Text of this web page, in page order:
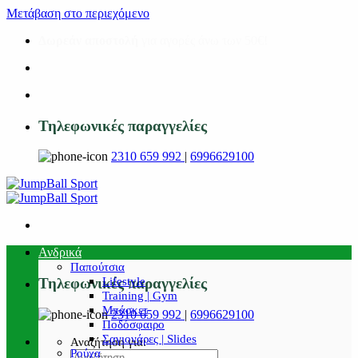
Μετάβαση στο περιεχόμενο
Τηλεφωνικές παραγγελίες
2310 659 992 | 6996629100
Τηλεφωνικές παραγγελίες
2310 659 992 | 6996629100
Αναζήτηση για:
Ανδρικά
Παπούτσια
Lifestyle
Training | Gym
Μπάσκετ
Ποδόσφαιρο
Σαγιονάρες | Slides
Ρούχα